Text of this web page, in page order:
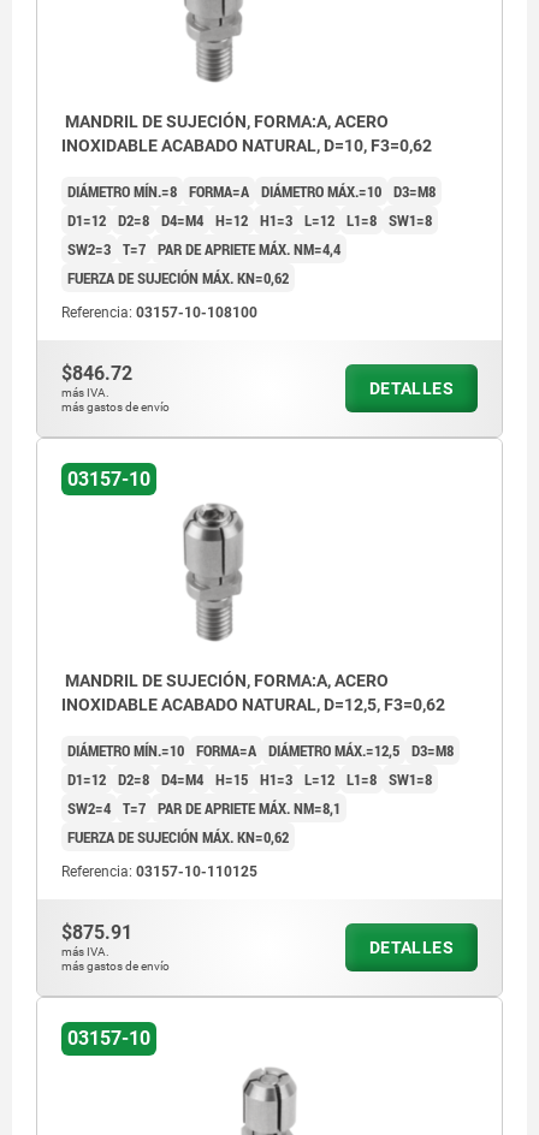
MANDRIL DE SUJECIÓN, FORMA:A, ACERO
INOXIDABLE ACABADO NATURAL, D=10, F3=0,62
DIÁMETRO MÍN.=8 FORMA=A DIÁMETRO MÁX.=10 D3=M8
D1=12 D2=8 D4=M4 H=12 H1=3 L=12 L1=8 SW1=8
SW2=3 T=7 PAR DE APRIETE MÁX. NM=4,4
FUERZA DE SUJECIÓN MÁX. KN=0,62
Referencia: 03157-10-108100
$846.72
más IVA.
más gastos de envío
DETALLES
03157-10
MANDRIL DE SUJECIÓN, FORMA:A, ACERO
INOXIDABLE ACABADO NATURAL, D=12,5, F3=0,62
DIÁMETRO MÍN.=10 FORMA=A DIÁMETRO MÁX.=12,5 D3=M8
D1=12 D2=8 D4=M4 H=15 H1=3 L=12 L1=8 SW1=8
SW2=4 T=7 PAR DE APRIETE MÁX. NM=8,1
FUERZA DE SUJECIÓN MÁX. KN=0,62
Referencia: 03157-10-110125
$875.91
más IVA.
más gastos de envío
DETALLES
03157-10